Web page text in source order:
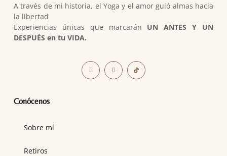
A través de mi historia, el Yoga y el amor guió almas hacia
la libertad
Experiencias únicas que marcarán UN ANTES Y UN
DESPUÉS en tu VIDA.
Conócenos
Sobre mí
Retiros